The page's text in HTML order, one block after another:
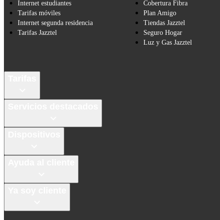
Internet estudiantes
Tarifas móviles
Internet segunda residencia
Tarifas Jazztel
Cobertura Fibra
Plan Amigo
Tiendas Jazztel
Seguro Hogar
Luz y Gas Jazztel